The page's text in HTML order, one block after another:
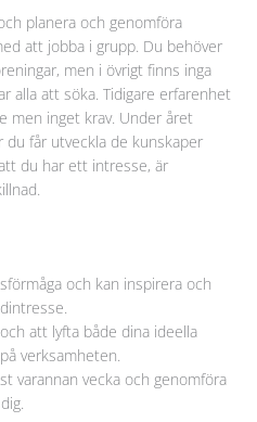
planera och genomföra
att jobba i grupp. Du behöver
men i övrigt finns inga
alla att söka. Tidigare erfarenhet
men inget krav. Under året
får utveckla de kunskaper
du har ett intresse, är
och kan inspirera och
att lyfta både dina ideella
verksamheten.
varannan vecka och genomföra